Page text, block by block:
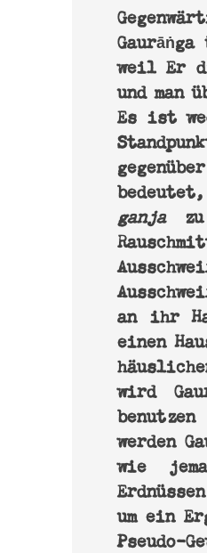
weil Er
und man
Es ist
ganjazu
an ihr
einen
wird
werden
wie
um ein
Pseudo-